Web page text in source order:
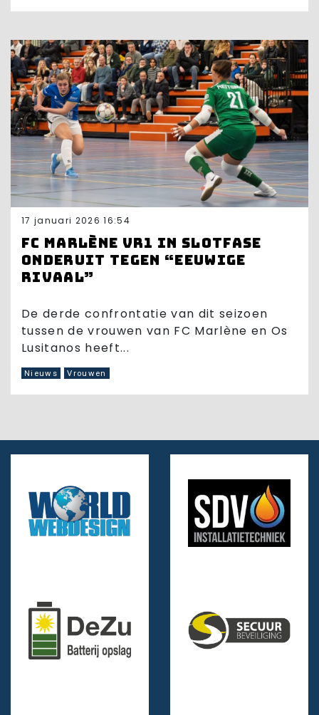
17 januari 2026 16:54
FC Marlène VR1 in slotfase
onderuit tegen “eeuwige
rivaal”
De derde confrontatie van dit seizoen
tussen de vrouwen van FC Marlène en Os
Lusitanos heeft...
Nieuws Vrouwen